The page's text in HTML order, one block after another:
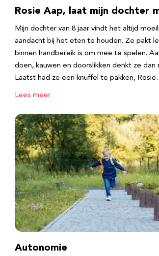
Rosie Aap, laat mijn dochter
Mijn dochter van 8 jaar vindt het altijd
aandacht bij het eten te houden. Ze pakt
binnen handbereik is om mee te spelen.
doen, kauwen en doorslikken denkt ze dan
Laatst had ze een knuffel te pakken,
Lees meer
Autonomie